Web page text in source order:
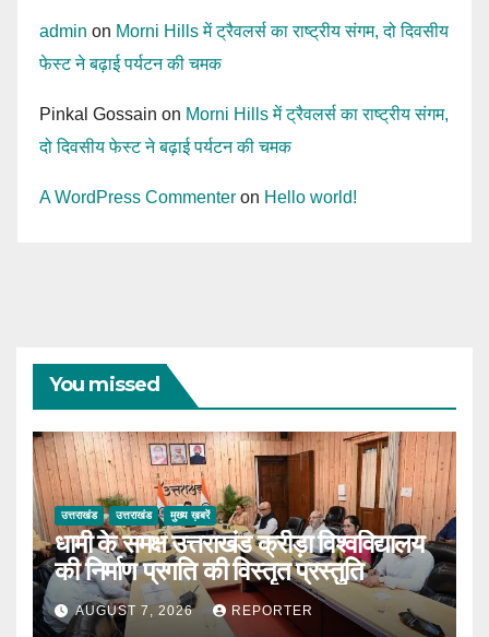
admin on Morni Hills में ट्रैवलर्स का राष्ट्रीय संगम, दो दिवसीय
फेस्ट ने बढ़ाई पर्यटन की चमक
Pinkal Gossain on Morni Hills में ट्रैवलर्स का राष्ट्रीय संगम,
दो दिवसीय फेस्ट ने बढ़ाई पर्यटन की चमक
A WordPress Commenter on Hello world!
You missed
उत्तराखंड उत्तराखंड मुख्य ख़बरें
धामी के समक्ष उत्तराखंड क्रीड़ा विश्वविद्यालय
की निर्माण प्रगति की विस्तृत प्रस्तुति
AUGUST 7, 2026 REPORTER